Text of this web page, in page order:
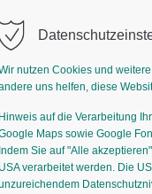
nutzen Cookies und
uns helfen, diese
Hinweis auf die Verarbeitung
Maps sowie Google
Indem Sie auf "Alle
USA verarbeitet werden. Die